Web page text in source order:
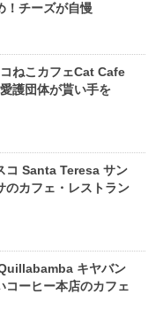
！チーズが自慢
ねこカフェCat Cafe
護団体が貰い手を
コ Santa Teresa サン
のカフェ・レストラン
キヤバン
コーヒー本店のカフェ